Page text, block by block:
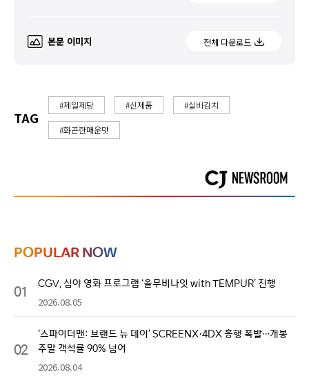
본문 이미지 전체 다운로드
TAG
#제일제당 #신제품 #실비김치
#화끈한매운맛
POPULAR NOW
01 CGV, 심야 영화 프로그램 ‘올무비나잇 with TEMPUR’ 진행
2026.08.05
02
‘스파이더맨: 브랜드 뉴 데이’ SCREENX·4DX 흥행 폭발…개봉
주말 객석률 90% 넘어
2026.08.04